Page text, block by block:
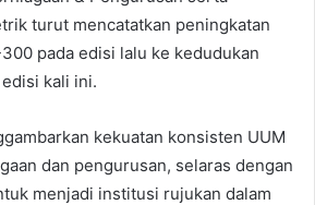
turut mencatatkan peningkatan
pada edisi lalu ke kedudukan
kali ini.
kekuatan konsisten UUM
dan pengurusan, selaras dengan
menjadi institusi rujukan dalam